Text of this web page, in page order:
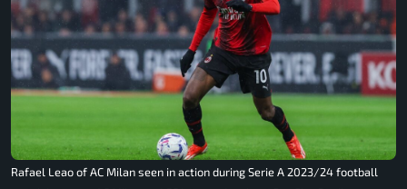
Rafael Leao of AC Milan seen in action during Serie A 2023/24 football